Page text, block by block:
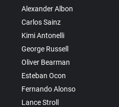
Alexander Albon
Carlos Sainz
Kimi Antonelli
George Russell
Oliver Bearman
Esteban Ocon
Fernando Alonso
Lance Stroll